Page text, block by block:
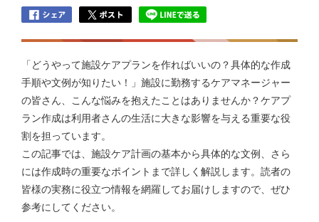
「どうやって施設ケアプランを作ればいいの？具体的な作成
手順や文例が知りたい！」施設に勤務するケアマネージャー
の皆さん、こんな悩みを抱えたことはありませんか？ケアプ
ラン作成は利用者さんの生活に大きな影響を与える重要な役
割を担っています。
この記事では、施設ケア計画の基本から具体的な文例、さら
には作成時の重要なポイントまで詳しく解説します。読者の
皆様の実務に役立つ情報を網羅してお届けしますので、ぜひ
参考にしてください。